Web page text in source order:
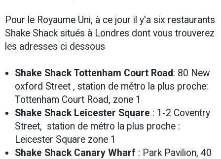
Pour le Royaume Uni, à ce jour il y'a six restaurants
Shake Shack situés à Londres dont vous trouverez
les adresses ci dessous
Shake Shack Tottenham Court Road: 80 New
oxford Street , station de métro la plus proche:
Tottenham Court Road, zone 1
Shake Shack Leicester Square : 1-2 Coventry
Street, station de métro la plus proche :
Leicester Square zone 1
Shake Shack Canary Wharf : Park Pavilion, 40